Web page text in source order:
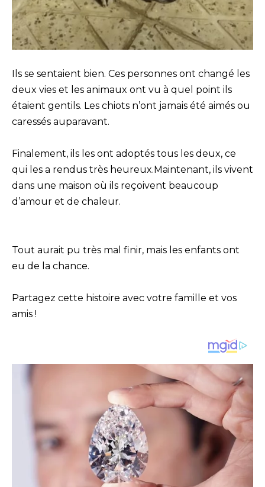
Ils se sentaient bien. Ces personnes ont changé les
deux vies et les animaux ont vu à quel point ils
étaient gentils. Les chiots n’ont jamais été aimés ou
caressés auparavant.
Finalement, ils les ont adoptés tous les deux, ce
qui les a rendus très heureux.Maintenant, ils vivent
dans une maison où ils reçoivent beaucoup
d’amour et de chaleur.
Tout aurait pu très mal finir, mais les enfants ont
eu de la chance.
Partagez cette histoire avec votre famille et vos
amis !